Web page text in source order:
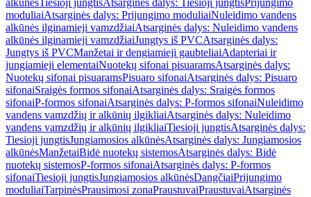
alkūnėsTiesioji jungtisAtsarginės dalys: Tiesioji jungtisPrijungimo
moduliaiAtsarginės dalys: Prijungimo moduliaiNuleidimo vandens
alkūnės ilginamieji vamzdžiaiAtsarginės dalys: Nuleidimo vandens
alkūnės ilginamieji vamzdžiaiJungtys iš PVCAtsarginės dalys:
Jungtys iš PVCManžetai ir dengiamieji gaubteliaiAdapteriai ir
jungiamieji elementaiNuotekų sifonai pisuaramsAtsarginės dalys:
Nuotekų sifonai pisuaramsPisuaro sifonaiAtsarginės dalys: Pisuaro
sifonaiSraigės formos sifonaiAtsarginės dalys: Sraigės formos
sifonaiP-formos sifonaiAtsarginės dalys: P-formos sifonaiNuleidimo
vandens vamzdžių ir alkūnių ilgikliaiAtsarginės dalys: Nuleidimo
vandens vamzdžių ir alkūnių ilgikliaiTiesioji jungtisAtsarginės dalys:
Tiesioji jungtisJungiamosios alkūnėsAtsarginės dalys: Jungiamosios
alkūnėsManžetaiBidė nuotekų sistemosAtsarginės dalys: Bidė
nuotekų sistemosP-formos sifonaiAtsarginės dalys: P-formos
sifonaiTiesioji jungtisJungiamosios alkūnėsDangčiaiPrijungimo
moduliaiTarpinėsPrausimosi zonaPraustuvaiPraustuvaiAtsarginės